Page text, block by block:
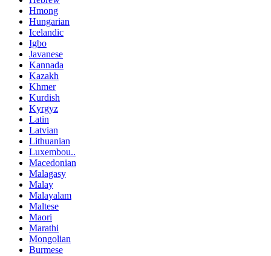
Hmong
Hungarian
Icelandic
Igbo
Javanese
Kannada
Kazakh
Khmer
Kurdish
Kyrgyz
Latin
Latvian
Lithuanian
Luxembou..
Macedonian
Malagasy
Malay
Malayalam
Maltese
Maori
Marathi
Mongolian
Burmese